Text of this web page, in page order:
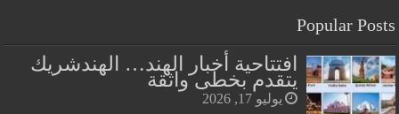
Popular Posts
افتتاحية أخبار الهند… الهندشريك
يتقدم بخطى واثقة
يوليو 17, 2026